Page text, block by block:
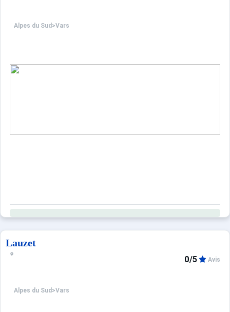
Alpes du Sud >Vars
Lauzet
Alpes du Sud >Vars
0/5 Avis